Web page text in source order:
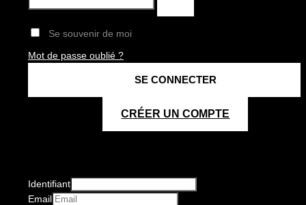
Se souvenir de moi
Mot de passe oublié ?
CRÉER UN COMPTE
Identifiant
Email